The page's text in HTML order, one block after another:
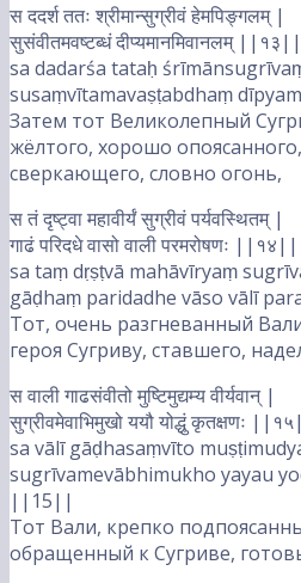
स ददर्श ततः श्रीमान्सुग्रीवं हेमपिङ्गलम् |
सुसंवीतमवष्टब्धं दीप्यमानमिवानलम् ||१३||
sa dadarśa tataḥ
susaṃvītamavaṣṭabdhaṃ
Затем тот Великолепный
жёлтого, хорошо
сверкающего, словно огонь,
स तं दृष्ट्वा महावीर्यं सुग्रीवं पर्यवस्थितम् |
गाढं परिदधे वासो वाली परमरोषणः ||१४||
sa taṃ dṛṣṭvā mahāvīryaṃ
gāḍhaṃ paridadhe vāso vālī
Тот, очень разгневанный
героя Сугриву, ставшего,
स वाली गाढसंवीतो मुष्टिमुद्यम्य वीर्यवान् |
सुग्रीवमेवाभिमुखो ययौ योद्धुं कृतक्षणः
sa vālī gāḍhasaṃvīto
sugrīvamevābhimukho yayau
||15||
Тот Вали, крепко
обращенный к Сугриве,